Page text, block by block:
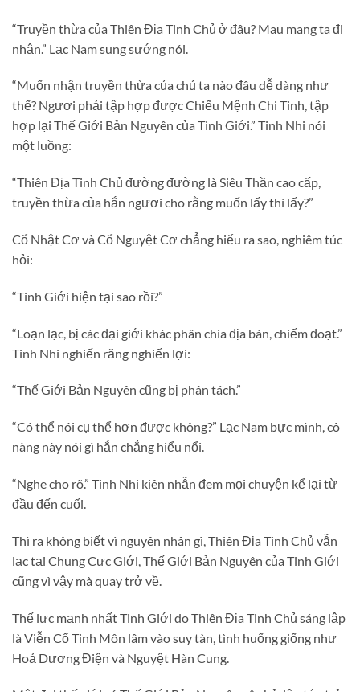
“Truyền thừa của Thiên Địa Tinh Chủ ở đâu? Mau mang ta đi
nhận.” Lạc Nam sung sướng nói.
“Muốn nhận truyền thừa của chủ ta nào đâu dễ dàng như
thế? Ngươi phải tập hợp được Chiếu Mệnh Chi Tinh, tập
hợp lại Thế Giới Bản Nguyên của Tinh Giới.” Tinh Nhi nói
một luồng:
“Thiên Địa Tinh Chủ đường đường là Siêu Thần cao cấp,
truyền thừa của hắn ngươi cho rằng muốn lấy thì lấy?”
Cổ Nhật Cơ và Cổ Nguyệt Cơ chẳng hiểu ra sao, nghiêm túc
hỏi:
“Tinh Giới hiện tại sao rồi?”
“Loạn lạc, bị các đại giới khác phân chia địa bàn, chiếm đoạt.”
Tinh Nhi nghiến răng nghiến lợi:
“Thế Giới Bản Nguyên cũng bị phân tách.”
“Có thể nói cụ thể hơn được không?” Lạc Nam bực mình, cô
nàng này nói gì hắn chẳng hiểu nổi.
“Nghe cho rõ.” Tinh Nhi kiên nhẫn đem mọi chuyện kể lại từ
đầu đến cuối.
Thì ra không biết vì nguyên nhân gì, Thiên Địa Tinh Chủ vẫn
lạc tại Chung Cực Giới, Thế Giới Bản Nguyên của Tinh Giới
cũng vì vậy mà quay trở về.
Thế lực mạnh nhất Tinh Giới do Thiên Địa Tinh Chủ sáng lập
là Viễn Cổ Tinh Môn lâm vào suy tàn, tình huống giống như
Hoả Dương Điện và Nguyệt Hàn Cung.